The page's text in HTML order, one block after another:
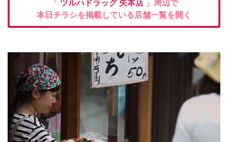
「 ツルハドラッグ 矢本店 」周辺で
本日チラシを掲載している店舗一覧を開く